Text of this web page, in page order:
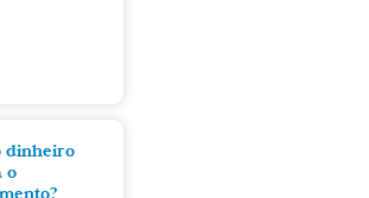
dinheiro
o